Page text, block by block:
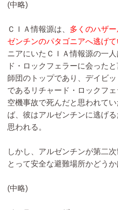
(中略)
ＣＩＡ情報源は、 多くのハザ
ゼンチンのパタゴニアへ逃げて
ニアにいたＣＩＡ情報源の一
ド・ロックフェラーに会った
師団のトップであり、デイビ
であるリチャード・ロックフ
空機事故で死んだと思われて
ば、彼はアルゼンチンに逃げ
思われる。
しかし、アルゼンチンが第二
とって安全な避難場所かどうか
(中略)